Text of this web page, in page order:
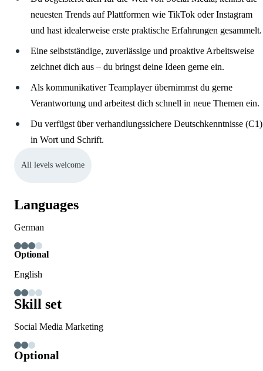
neuesten Trends auf Plattformen wie TikTok oder Instagram
und hast idealerweise erste praktische Erfahrungen gesammelt.
Eine selbstständige, zuverlässige und proaktive Arbeitsweise
zeichnet dich aus – du bringst deine Ideen gerne ein.
Als kommunikativer Teamplayer übernimmst du gerne
Verantwortung und arbeitest dich schnell in neue Themen ein.
Du verfügst über verhandlungssichere Deutschkenntnisse (C1)
in Wort und Schrift.
All levels welcome
Languages
German
Optional
English
Skill set
Social Media Marketing
Optional